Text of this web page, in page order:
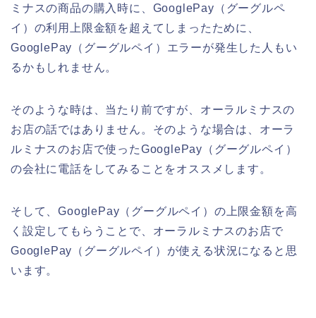
ミナスの商品の購入時に、GooglePay（グーグルペ
イ）の利用上限金額を超えてしまったために、
GooglePay（グーグルペイ）エラーが発生した人もい
るかもしれません。
そのような時は、当たり前ですが、オーラルミナスの
お店の話ではありません。そのような場合は、オーラ
ルミナスのお店で使ったGooglePay（グーグルペイ）
の会社に電話をしてみることをオススメします。
そして、GooglePay（グーグルペイ）の上限金額を高
く設定してもらうことで、オーラルミナスのお店で
GooglePay（グーグルペイ）が使える状況になると思
います。